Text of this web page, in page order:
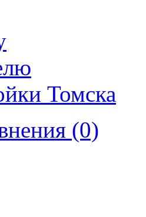
Томска
(0)